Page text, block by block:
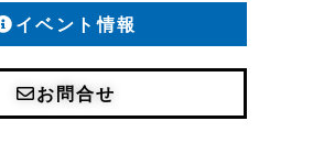
イベント情報
お問合せ